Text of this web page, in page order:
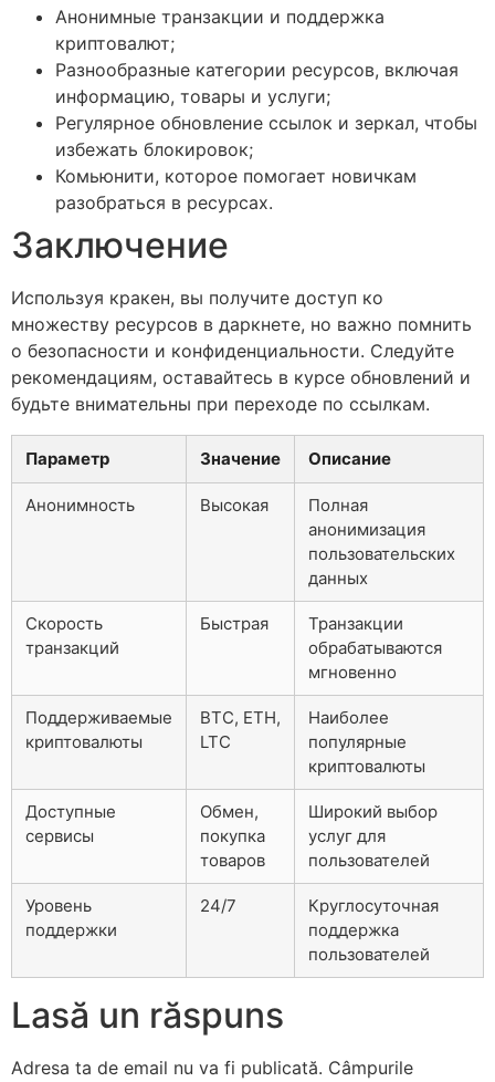
Анонимные транзакции и поддержка
криптовалют;
Разнообразные категории ресурсов, включая
информацию, товары и услуги;
Регулярное обновление ссылок и зеркал, чтобы
избежать блокировок;
Комьюнити, которое помогает новичкам
разобраться в ресурсах.
Заключение
Используя кракен, вы получите доступ ко
множеству ресурсов в даркнете, но важно помнить
о безопасности и конфиденциальности. Следуйте
рекомендациям, оставайтесь в курсе обновлений и
будьте внимательны при переходе по ссылкам.
Параметр Значение Описание
Анонимность Высокая
Полная
анонимизация
пользовательских
данных
Скорость
транзакций
Быстрая
Транзакции
обрабатываются
мгновенно
Поддерживаемые
криптовалюты
BTC, ETH,
LTC
Наиболее
популярные
криптовалюты
Доступные
сервисы
Обмен,
покупка
товаров
Широкий выбор
услуг для
пользователей
Уровень
поддержки
24/7
Круглосуточная
поддержка
пользователей
Lasă un răspuns
Adresa ta de email nu va fi publicată. Câmpurile